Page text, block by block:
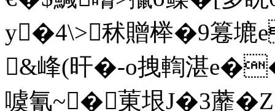
y�4\>秫贈榉�9篹塶
&峰(旰�-o拽輷湛
噳氰~ �菄垠J�3蘼�